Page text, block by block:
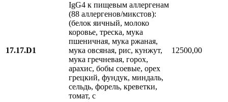
17.17.D1
IgG4 к пищевым аллергенам
(88 аллергенов/микстов):
(белок яичный, молоко
коровье, треска, мука
пшеничная, мука ржаная,
мука овсяная, рис, кунжут,
мука гречневая, горох,
арахис, бобы соевые, орех
грецкий, фундук, миндаль,
сельдь, форель, креветки,
томат, с
12500,00